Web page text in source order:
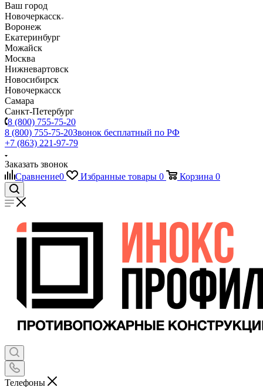
Ваш город
Новочеркасск
Воронеж
Екатеринбург
Можайск
Москва
Нижневартовск
Новосибирск
Новочеркасск
Самара
Санкт-Петербург
8 (800) 755-75-20
8 (800) 755-75-20Звонок бесплатный по РФ
+7 (863) 221-97-79
Заказать звонок
Сравнение0 Избранные товары 0 Корзина 0
Телефоны